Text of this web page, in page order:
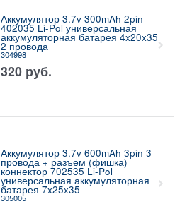
Аккумулятор 3.7v 300mAh 2pin
402035 Li-Pol универсальная
аккумуляторная батарея 4x20x35
2 провода
304998
320 руб.
Аккумулятор 3.7v 600mAh 3pin 3
провода + разъем (фишка)
коннектор 702535 Li-Pol
универсальная аккумуляторная
батарея 7x25x35
305005